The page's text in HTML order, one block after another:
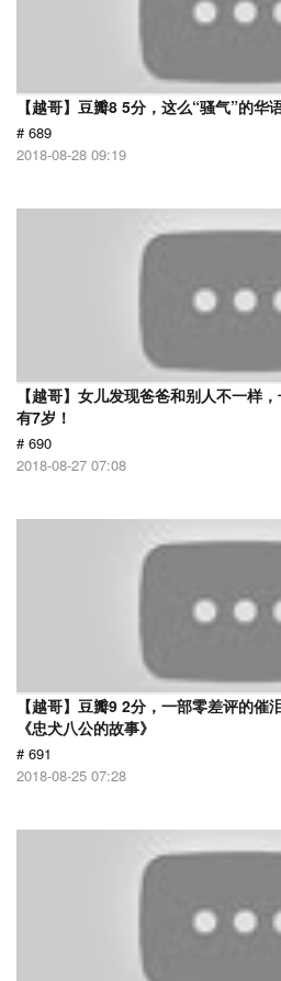
【越哥】豆瓣8 5分，这么“骚气”的华
# 689
2018-08-28 09:19
【越哥】女儿发现爸爸和别人不一样
有7岁！
# 690
2018-08-27 07:08
【越哥】豆瓣9 2分，一部零差评的催
《忠犬八公的故事》
# 691
2018-08-25 07:28